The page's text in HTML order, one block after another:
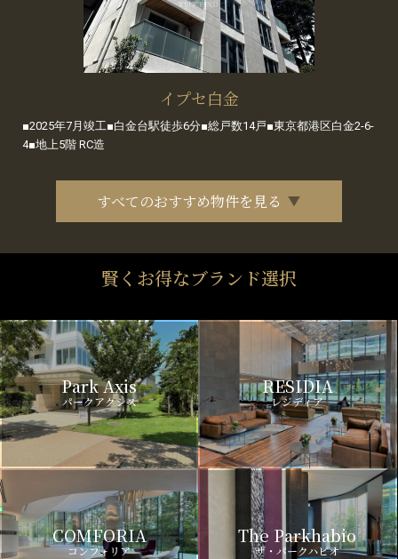
イプセ白金
■2025年7月竣工■白金台駅徒歩6分■総戸数14戸■東京都港区白金2-6-
4■地上5階 RC造
すべてのおすすめ物件を見る
賢くお得なブランド選択
Park Axis
パークアクシス
RESIDIA
レジディア
COMFORIA
コンフォリア
The Parkhabio
ザ・パークハビオ